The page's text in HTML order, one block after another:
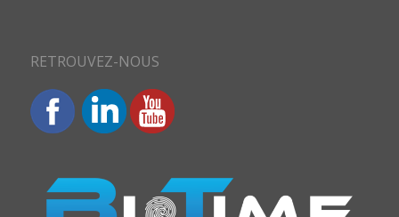
RETROUVEZ-NOUS